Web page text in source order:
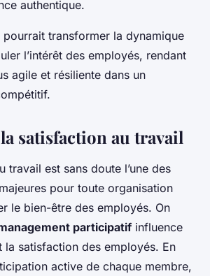
authentique.
transformer la dynamique
l’intérêt des employés, rendant
agile et résiliente dans un
satisfaction au travail
travail est sans doute l’une des
pour toute organisation
le bien-être des employés. On
participatif influence
la satisfaction des employés. En
active de chaque membre,